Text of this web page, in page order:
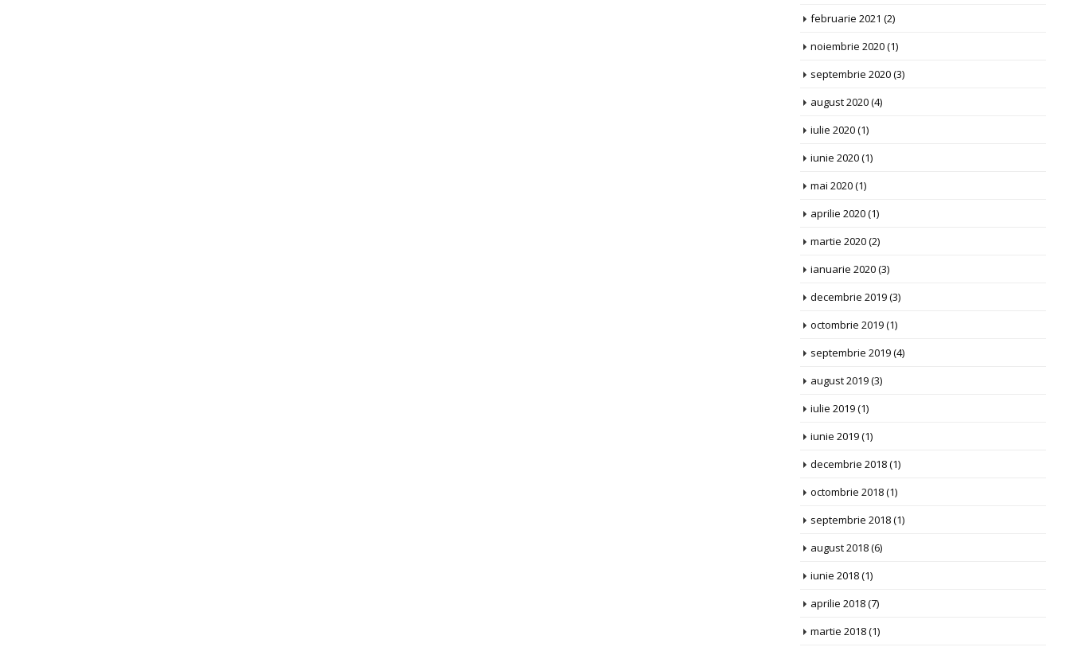
februarie 2021 (2)
noiembrie 2020(1)
septembrie 2020(3)
august 2020(4)
iulie 2020(1)
iunie 2020(1)
mai 2020(1)
aprilie 2020(1)
martie 2020(2)
ianuarie 2020(3)
decembrie 2019(3)
octombrie 2019(1)
septembrie 2019(4)
august 2019(3)
iulie 2019(1)
iunie 2019(1)
decembrie 2018(1)
octombrie 2018(1)
septembrie 2018(1)
august 2018(6)
iunie 2018(1)
aprilie 2018(7)
martie 2018(1)